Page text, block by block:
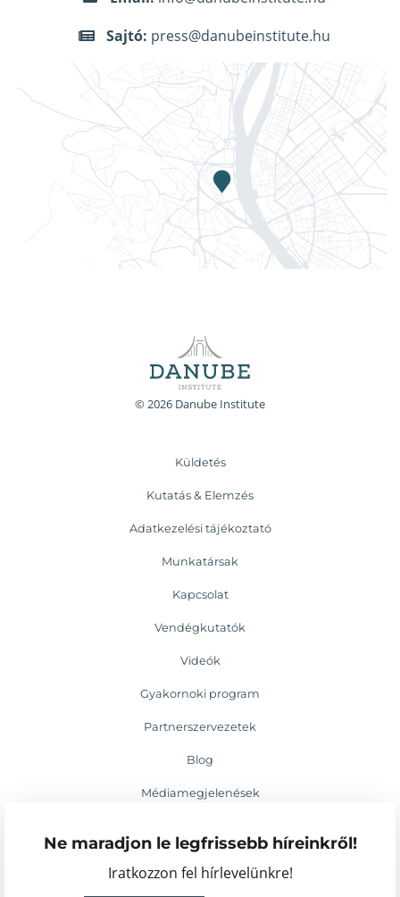
Ne maradjon le legfrissebb híreinkről!
Iratkozzon fel hírlevelünkre!
Sajtó: press@danubeinstitute.hu
© 2026 Danube Institute
Küldetés
Kutatás & Elemzés
Adatkezelési tájékoztató
Munkatársak
Kapcsolat
Vendégkutatók
Videók
Gyakornoki program
Partnerszervezetek
Blog
Médiamegjelenések